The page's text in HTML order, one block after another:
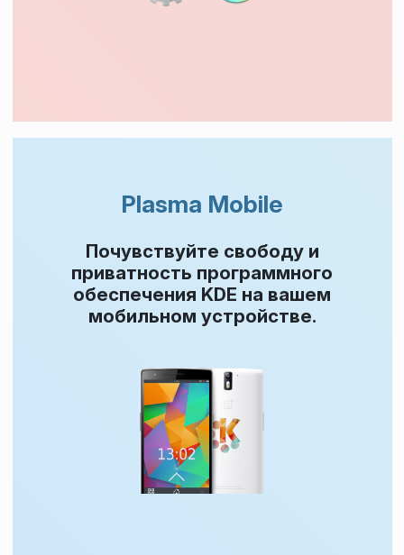
Plasma Mobile
Почувствуйте свободу и
приватность программного
обеспечения KDE на вашем
мобильном устройстве.